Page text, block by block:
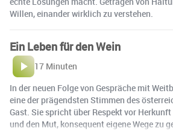
Willen, einander wirklich zu verstehen.
Ein Leben für den Wein
17 Minuten
In der neuen Folge von Gespräche mit
eine der prägendsten Stimmen des
Gast. Sie spricht über Respekt vor
und den Mut, konsequent eigene Wege zu